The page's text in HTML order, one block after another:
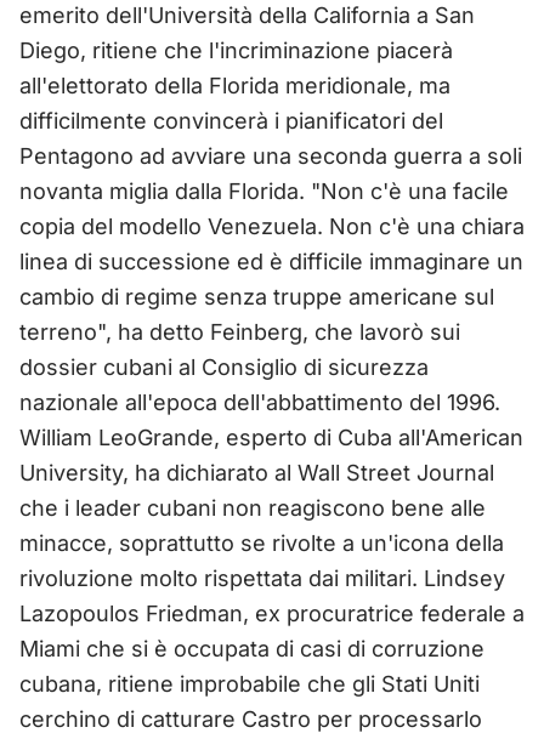
emerito dell'Università della California a San
Diego, ritiene che l'incriminazione piacerà
all'elettorato della Florida meridionale, ma
difficilmente convincerà i pianificatori del
Pentagono ad avviare una seconda guerra a soli
novanta miglia dalla Florida. "Non c'è una facile
copia del modello Venezuela. Non c'è una chiara
linea di successione ed è difficile immaginare un
cambio di regime senza truppe americane sul
terreno", ha detto Feinberg, che lavorò sui
dossier cubani al Consiglio di sicurezza
nazionale all'epoca dell'abbattimento del 1996.
William LeoGrande, esperto di Cuba all'American
University, ha dichiarato al Wall Street Journal
che i leader cubani non reagiscono bene alle
minacce, soprattutto se rivolte a un'icona della
rivoluzione molto rispettata dai militari. Lindsey
Lazopoulos Friedman, ex procuratrice federale a
Miami che si è occupata di casi di corruzione
cubana, ritiene improbabile che gli Stati Uniti
cerchino di catturare Castro per processarlo